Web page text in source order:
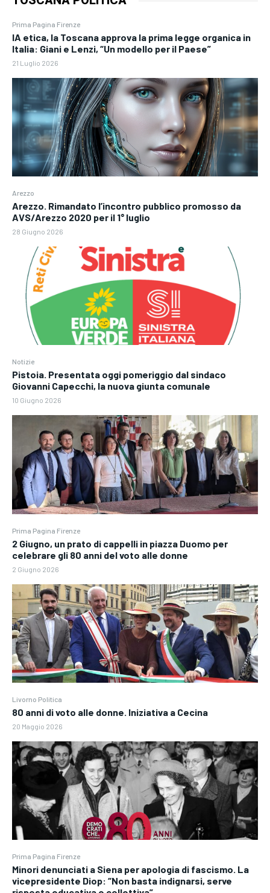
Prima Pagina Firenze
IA etica, la Toscana approva la prima legge organica in
Italia: Giani e Lenzi, “Un modello per il Paese”
21 Luglio 2026
Arezzo
Arezzo. Rimandato l’incontro pubblico promosso da
AVS/Arezzo 2020 per il 1° luglio
28 Giugno 2026
Notizie
Pistoia. Presentata oggi pomeriggio dal sindaco
Giovanni Capecchi, la nuova giunta comunale
10 Giugno 2026
Prima Pagina Firenze
2 Giugno, un prato di cappelli in piazza Duomo per
celebrare gli 80 anni del voto alle donne
2 Giugno 2026
Livorno Politica
80 anni di voto alle donne. Iniziativa a Cecina
20 Maggio 2026
Prima Pagina Firenze
Minori denunciati a Siena per apologia di fascismo. La
vicepresidente Diop: “Non basta indignarsi, serve